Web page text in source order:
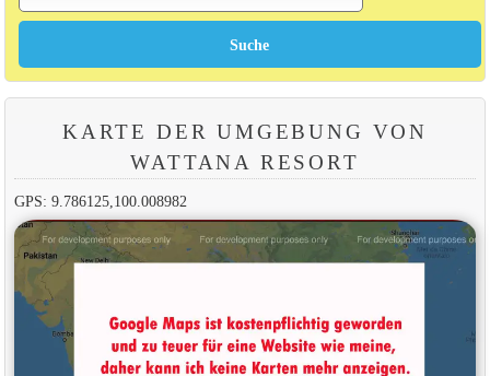
KARTE DER UMGEBUNG VON
WATTANA RESORT
GPS: 9.786125,100.008982